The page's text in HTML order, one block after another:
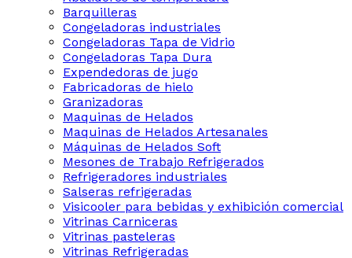
Barquilleras
Congeladoras industriales
Congeladoras Tapa de Vidrio
Congeladoras Tapa Dura
Expendedoras de jugo
Fabricadoras de hielo
Granizadoras
Maquinas de Helados
Maquinas de Helados Artesanales
Máquinas de Helados Soft
Mesones de Trabajo Refrigerados
Refrigeradores industriales
Salseras refrigeradas
Visicooler para bebidas y exhibición comercial
Vitrinas Carniceras
Vitrinas pasteleras
Vitrinas Refrigeradas